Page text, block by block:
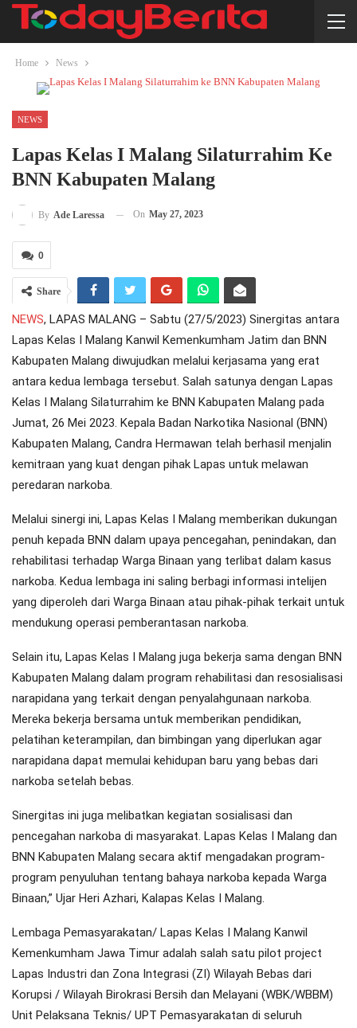
Home News
NEWS
Lapas Kelas I Malang Silaturrahim Ke
BNN Kabupaten Malang
By Ade Laressa On May 27, 2023
0
Share
NEWS, LAPAS MALANG – Sabtu (27/5/2023) Sinergitas antara
Lapas Kelas I Malang Kanwil Kemenkumham Jatim dan BNN
Kabupaten Malang diwujudkan melalui kerjasama yang erat
antara kedua lembaga tersebut. Salah satunya dengan Lapas
Kelas I Malang Silaturrahim ke BNN Kabupaten Malang pada
Jumat, 26 Mei 2023. Kepala Badan Narkotika Nasional (BNN)
Kabupaten Malang, Candra Hermawan telah berhasil menjalin
kemitraan yang kuat dengan pihak Lapas untuk melawan
peredaran narkoba.
Melalui sinergi ini, Lapas Kelas I Malang memberikan dukungan
penuh kepada BNN dalam upaya pencegahan, penindakan, dan
rehabilitasi terhadap Warga Binaan yang terlibat dalam kasus
narkoba. Kedua lembaga ini saling berbagi informasi intelijen
yang diperoleh dari Warga Binaan atau pihak-pihak terkait untuk
mendukung operasi pemberantasan narkoba.
Selain itu, Lapas Kelas I Malang juga bekerja sama dengan BNN
Kabupaten Malang dalam program rehabilitasi dan resosialisasi
narapidana yang terkait dengan penyalahgunaan narkoba.
Mereka bekerja bersama untuk memberikan pendidikan,
pelatihan keterampilan, dan bimbingan yang diperlukan agar
narapidana dapat memulai kehidupan baru yang bebas dari
narkoba setelah bebas.
Sinergitas ini juga melibatkan kegiatan sosialisasi dan
pencegahan narkoba di masyarakat. Lapas Kelas I Malang dan
BNN Kabupaten Malang secara aktif mengadakan program-
program penyuluhan tentang bahaya narkoba kepada Warga
Binaan,” Ujar Heri Azhari, Kalapas Kelas I Malang.
Lembaga Pemasyarakatan/ Lapas Kelas I Malang Kanwil
Kemenkumham Jawa Timur adalah salah satu pilot project
Lapas Industri dan Zona Integrasi (ZI) Wilayah Bebas dari
Korupsi / Wilayah Birokrasi Bersih dan Melayani (WBK/WBBM)
Unit Pelaksana Teknis/ UPT Pemasyarakatan di seluruh